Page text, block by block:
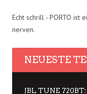
Echt schrill - PORTO ist
nerven.
NEUESTE